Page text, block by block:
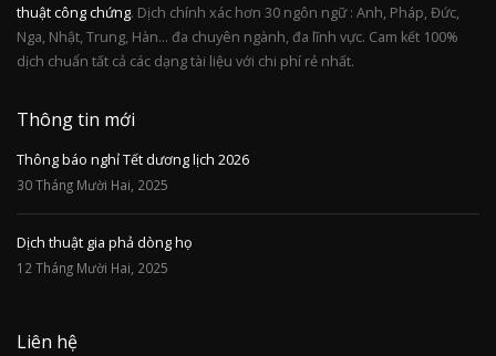
thuật công chứng. Dịch chính xác hơn 30 ngôn ngữ : Anh, Pháp, Đức,
Nga, Nhật, Trung, Hàn... đa chuyên ngành, đa lĩnh vực. Cam kết 100%
dịch chuẩn tất cả các dạng tài liệu với chi phí rẻ nhất.
Thông tin mới
Thông báo nghỉ Tết dương lịch 2026
30 Tháng Mười Hai, 2025
Dịch thuật gia phả dòng họ
12 Tháng Mười Hai, 2025
Liên hệ